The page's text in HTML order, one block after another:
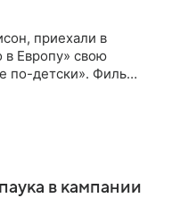
приехали в
в Европу» свою
по-детски». Фильм
в кампании